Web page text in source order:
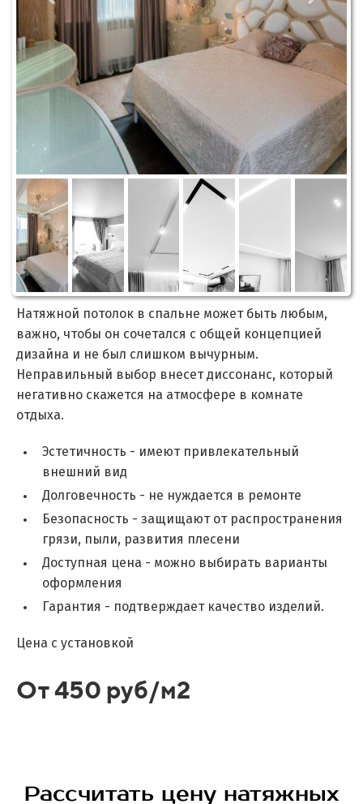
Натяжной потолок в спальне может быть любым,
важно, чтобы он сочетался с общей концепцией
дизайна и не был слишком вычурным.
Неправильный выбор внесет диссонанс, который
негативно скажется на атмосфере в комнате
отдыха.
Эстетичность - имеют привлекательный
внешний вид
Долговечность - не нуждается в ремонте
Безопасность - защищают от распространения
грязи, пыли, развития плесени
Доступная цена - можно выбирать варианты
оформления
Гарантия - подтверждает качество изделий.
Цена с установкой
От 450 руб/м2
Рассчитать цену натяжных